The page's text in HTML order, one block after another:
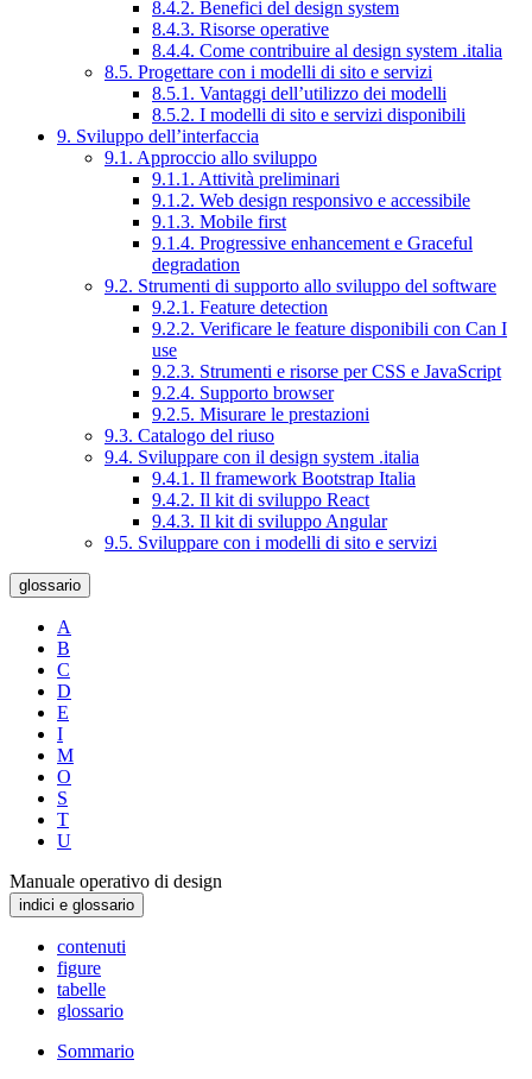
8.4.2. Benefici del design system
8.4.3. Risorse operative
8.4.4. Come contribuire al design system .italia
8.5. Progettare con i modelli di sito e servizi
8.5.1. Vantaggi dell’utilizzo dei modelli
8.5.2. I modelli di sito e servizi disponibili
9. Sviluppo dell’interfaccia
9.1. Approccio allo sviluppo
9.1.1. Attività preliminari
9.1.2. Web design responsivo e accessibile
9.1.3. Mobile first
9.1.4. Progressive enhancement e Graceful
degradation
9.2. Strumenti di supporto allo sviluppo del software
9.2.1. Feature detection
9.2.2. Verificare le feature disponibili con Can I
use
9.2.3. Strumenti e risorse per CSS e JavaScript
9.2.4. Supporto browser
9.2.5. Misurare le prestazioni
9.3. Catalogo del riuso
9.4. Sviluppare con il design system .italia
9.4.1. Il framework Bootstrap Italia
9.4.2. Il kit di sviluppo React
9.4.3. Il kit di sviluppo Angular
9.5. Sviluppare con i modelli di sito e servizi
glossario
A
B
C
D
E
I
M
O
S
T
U
Manuale operativo di design
indici e glossario
contenuti
figure
tabelle
glossario
Sommario